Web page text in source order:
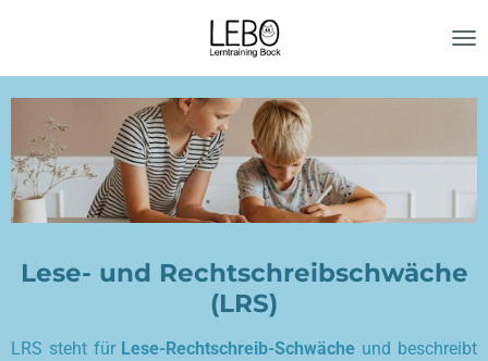
springen
Lese- und Rechtschreibschwäche
(LRS)
LRS steht für Lese-Rechtschreib-Schwäche und beschreibt